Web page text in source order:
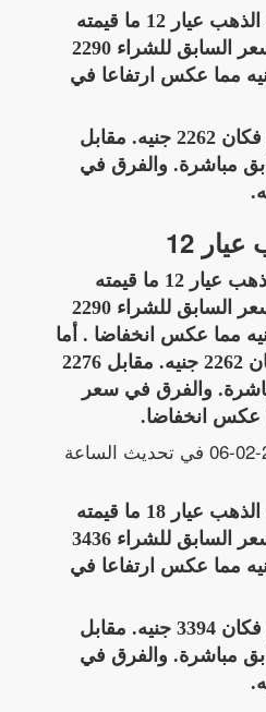
وصل آخر سعر لشراء الذهب عيار 12 ما قيمته
2277 جنيه، وسجل السعر السابق للشراء 2290
بفارق بلغ -13 جنيه مما عكس ارتفاعا في
أما عن أخر سعر للبيع فكان 2262 جنيه. مقابل
مباشرة. والفرق في
12
بلغ آخر سعر لشراء الذهب عيار 12 ما قيمته
2277 جنيه، وسجل السعر السابق للشراء 2290
بفارق بلغ -13 جنيه مما عكس انخفاضا . أما
عن أخر سعر للبيع فكان 2262 جنيه. مقابل 2276
والفرق في سعر
تراجع سعر الذهب اليوم 2025-02-06 في تحديث الساعة
وصل آخر سعر لشراء الذهب عيار 18 ما قيمته
3416 جنيه، وسجل السعر السابق للشراء 3436
بفارق بلغ -20 جنيه مما عكس ارتفاعا في
أما عن أخر سعر للبيع فكان 3394 جنيه. مقابل
مباشرة. والفرق في